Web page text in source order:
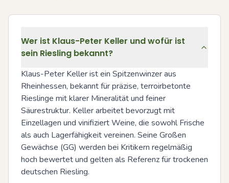
Wer ist Klaus-Peter Keller und wofür ist
sein Riesling bekannt?
Klaus-Peter Keller ist ein Spitzenwinzer aus
Rheinhessen, bekannt für präzise, terroirbetonte
Rieslinge mit klarer Mineralität und feiner
Säurestruktur. Keller arbeitet bevorzugt mit
Einzellagen und vinifiziert Weine, die sowohl Frische
als auch Lagerfähigkeit vereinen. Seine Großen
Gewächse (GG) werden bei Kritikern regelmäßig
hoch bewertet und gelten als Referenz für trockenen
deutschen Riesling.